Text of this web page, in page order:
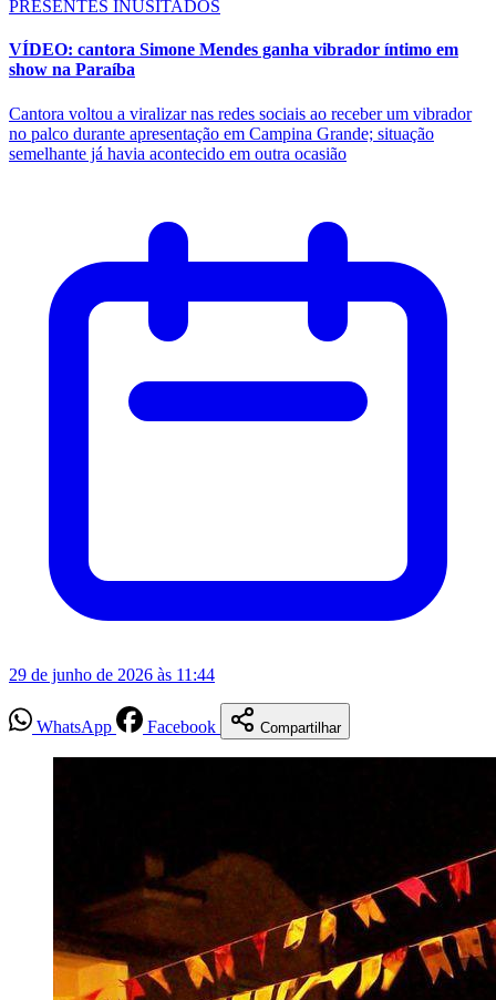
PRESENTES INUSITADOS
VÍDEO: cantora Simone Mendes ganha vibrador íntimo em
show na Paraíba
Cantora voltou a viralizar nas redes sociais ao receber um vibrador
no palco durante apresentação em Campina Grande; situação
semelhante já havia acontecido em outra ocasião
29 de junho de 2026 às 11:44
WhatsApp Facebook Compartilhar